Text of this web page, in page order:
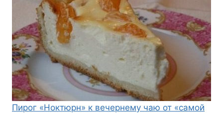
Пирог «Ноктюрн» к вечернему чаю от «самой